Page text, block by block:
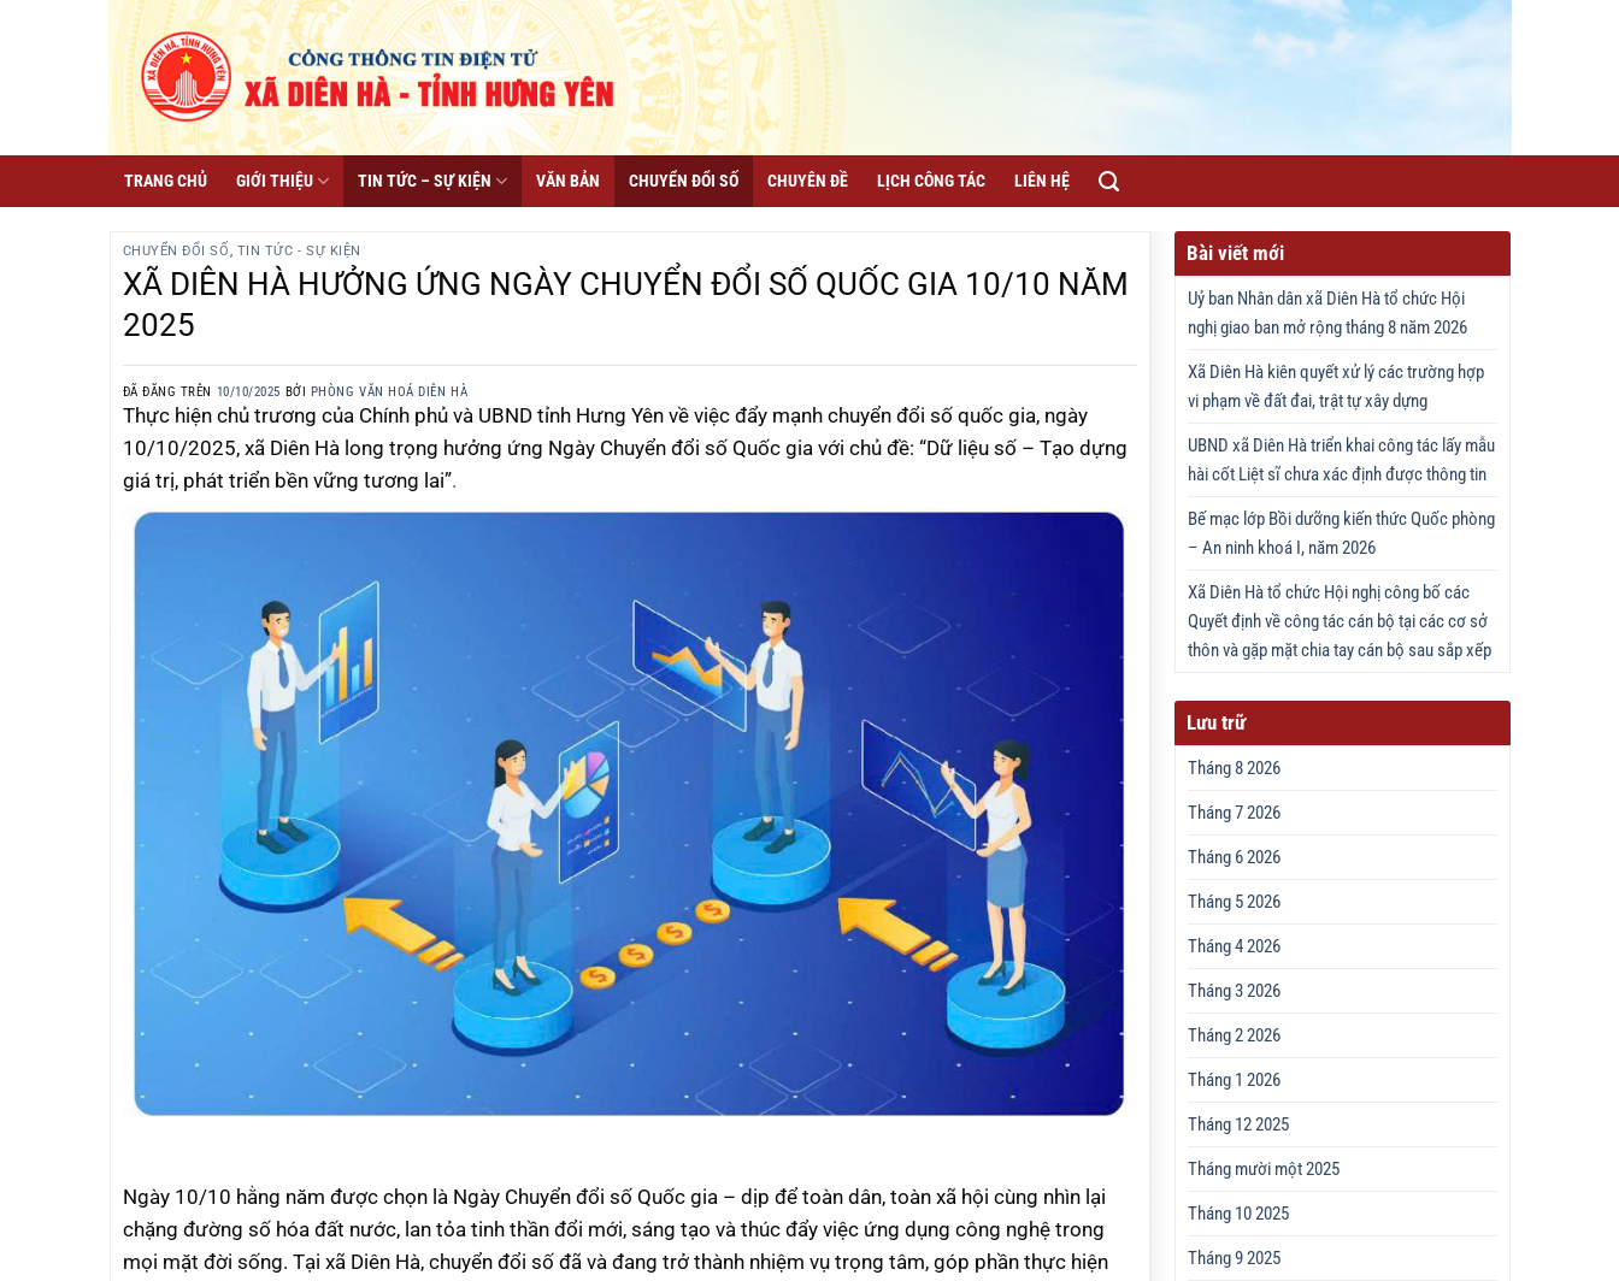
TRANG CHỦ GIỚI THIỆU TIN TỨC – SỰ KIỆN VĂN BẢN CHUYỂN ĐỔI SỐ CHUYÊN ĐỀ LỊCH CÔNG TÁC LIÊN HỆ
CHUYỂN ĐỔI SỐ, TIN TỨC - SỰ KIỆN
XÃ DIÊN HÀ HƯỞNG ỨNG NGÀY CHUYỂN ĐỔI SỐ QUỐC GIA 10/10 NĂM
2025
ĐÃ ĐĂNG TRÊN 10/10/2025 BỞI PHÒNG VĂN HOÁ DIÊN HÀ
Thực hiện chủ trương của Chính phủ và UBND tỉnh Hưng Yên về việc đẩy mạnh chuyển đổi số quốc gia, ngày
10/10/2025, xã Diên Hà long trọng hưởng ứng Ngày Chuyển đổi số Quốc gia với chủ đề: “Dữ liệu số – Tạo dựng
giá trị, phát triển bền vững tương lai”.
Ngày 10/10 hằng năm được chọn là Ngày Chuyển đổi số Quốc gia – dịp để toàn dân, toàn xã hội cùng nhìn lại
chặng đường số hóa đất nước, lan tỏa tinh thần đổi mới, sáng tạo và thúc đẩy việc ứng dụng công nghệ trong
mọi mặt đời sống. Tại xã Diên Hà, chuyển đổi số đã và đang trở thành nhiệm vụ trọng tâm, góp phần thực hiện
Bài viết mới
Uỷ ban Nhân dân xã Diên Hà tổ chức Hội
nghị giao ban mở rộng tháng 8 năm 2026
Xã Diên Hà kiên quyết xử lý các trường hợp
vi phạm về đất đai, trật tự xây dựng
UBND xã Diên Hà triển khai công tác lấy mẫu
hài cốt Liệt sĩ chưa xác định được thông tin
Bế mạc lớp Bồi dưỡng kiến thức Quốc phòng
– An ninh khoá I, năm 2026
Xã Diên Hà tổ chức Hội nghị công bố các
Quyết định về công tác cán bộ tại các cơ sở
thôn và gặp mặt chia tay cán bộ sau sắp xếp
Lưu trữ
Tháng 8 2026
Tháng 7 2026
Tháng 6 2026
Tháng 5 2026
Tháng 4 2026
Tháng 3 2026
Tháng 2 2026
Tháng 1 2026
Tháng 12 2025
Tháng mười một 2025
Tháng 10 2025
Tháng 9 2025